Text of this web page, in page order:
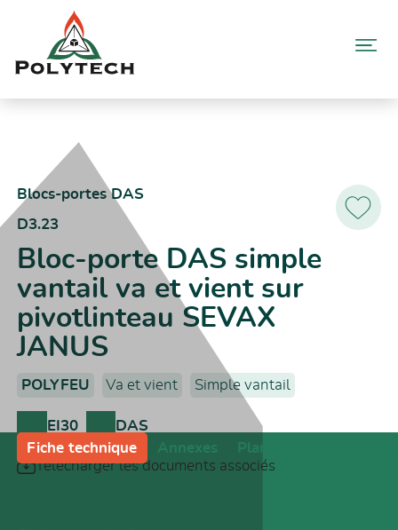
contenu
SEVAX JANUS
Ajoutez
Blocs-portes DAS
D3.23
Bloc-porte DAS simple
vantail va et vient sur
pivotlinteau SEVAX
JANUS
POLYFEU Va et vient Simple vantail
EI30 DAS
Télécharger les documents associés
Fiche technique Annexes Plans